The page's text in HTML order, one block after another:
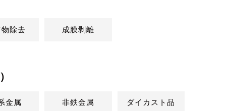
除去 成膜剥離
金属 非鉄金属 ダイカスト品